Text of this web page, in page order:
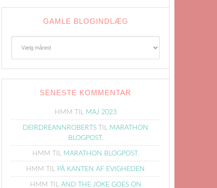
GAMLE BLOGINDLÆG
SENESTE KOMMENTAR
HMM TIL MAJ 2023
DEIRDREANNROBERTS TIL MARATHON
BLOGPOST.
HMM TIL MARATHON BLOGPOST.
HMM TIL PÅ KANTEN AF EVIGHEDEN
HMM TIL AND THE JOKE GOES ON